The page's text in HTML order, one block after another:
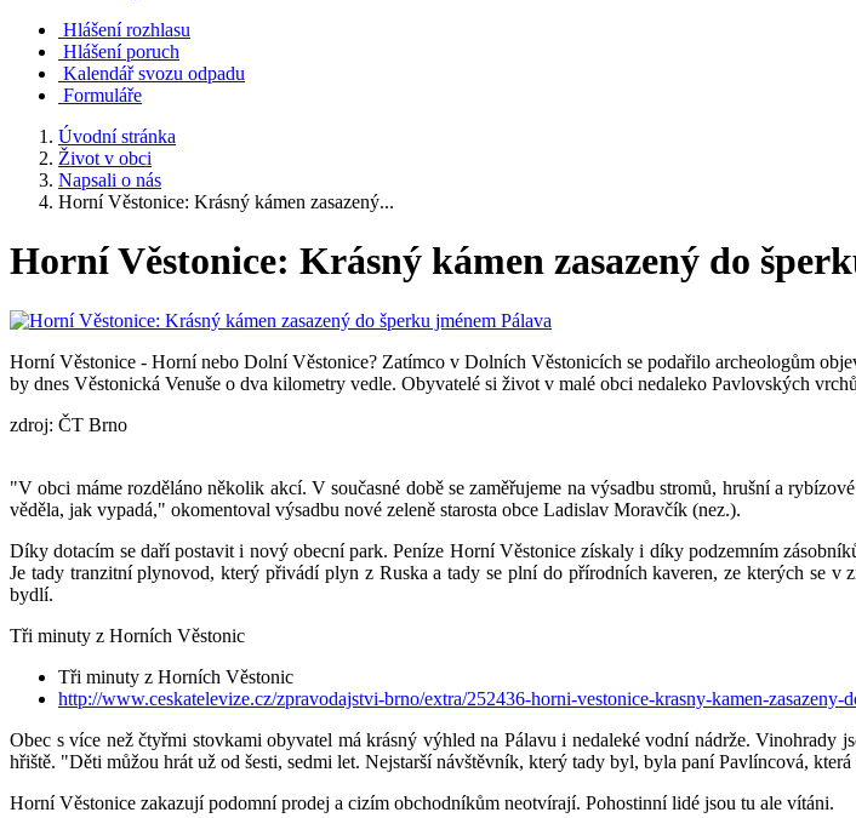
Hlášení rozhlasu
Hlášení poruch
Kalendář svozu odpadu
Formuláře
Úvodní stránka
Život v obci
Napsali o nás
Horní Věstonice: Krásný kámen zasazený...
Horní Věstonice: Krásný kámen zasazený do
Horní Věstonice - Horní nebo Dolní Věstonice? Zatímco v Dolních Věstonicích se podařilo archeologům
by dnes Věstonická Venuše o dva kilometry vedle. Obyvatelé si život v malé obci nedaleko Pavlovských
zdroj: ČT Brno
"V obci máme rozděláno několik akcí. V současné době se zaměřujeme na výsadbu stromů, hrušní a
věděla, jak vypadá," okomentoval výsadbu nové zeleně starosta obce Ladislav Moravčík (nez.).
Díky dotacím se daří postavit i nový obecní park. Peníze Horní Věstonice získaly i díky podzemním
Je tady tranzitní plynovod, který přivádí plyn z Ruska a tady se plní do přírodních kaveren, ze kterých se
bydlí.
Tři minuty z Horních Věstonic
Tři minuty z Horních Věstonic
http://www.ceskatelevize.cz/zpravodajstvi-brno/extra/252436-horni-vestonice-krasny-kamen-zasazeny-
Obec s více než čtyřmi stovkami obyvatel má krásný výhled na Pálavu i nedaleké vodní nádrže.
hřiště. "Děti můžou hrát už od šesti, sedmi let. Nejstarší návštěvník, který tady byl, byla paní Pavlíncová,
Horní Věstonice zakazují podomní prodej a cizím obchodníkům neotvírají. Pohostinní lidé jsou tu ale vítáni.